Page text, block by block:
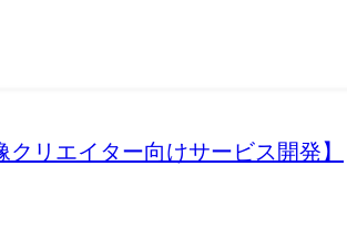
リエイター向けサービス開発】